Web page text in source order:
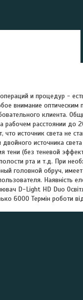
и процедур -
внимание оптическим
клиента.
рабочем расстоянии до
что источник света не
источника
тени (без теневой
рта и т.д. При
головной обруч,
Наявність
D-Light HD Duo
6000 Термін роботи